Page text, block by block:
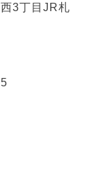
3丁目JR札